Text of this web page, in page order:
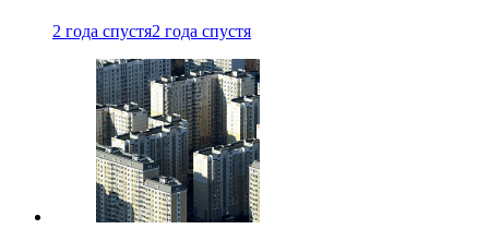
2 года спустя2 года спустя